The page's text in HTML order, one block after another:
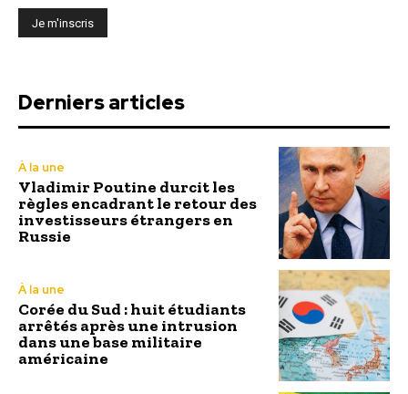
Derniers articles
À la une
Vladimir Poutine durcit les
règles encadrant le retour des
investisseurs étrangers en
Russie
À la une
Corée du Sud : huit étudiants
arrêtés après une intrusion
dans une base militaire
américaine